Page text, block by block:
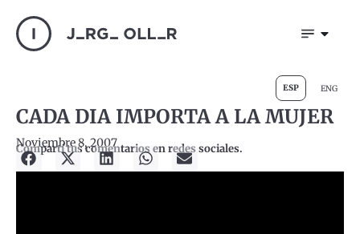
ESP ENG
CADA DIA IMPORTA A LA MUJER
Noviembre 8, 2007
Compartí tus comentarios en redes sociales.